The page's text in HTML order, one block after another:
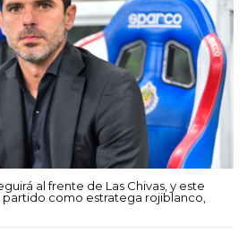
al frente de Las Chivas, y este
como estratega rojiblanco,